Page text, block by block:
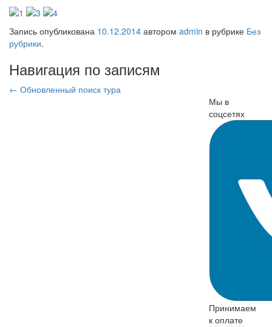
Запись опубликована 10.12.2014 автором admin в рубрике Без
рубрики.
Навигация по записям
← Обновленный поиск тура
Мы в
соцсетях
Принимаем
к оплате